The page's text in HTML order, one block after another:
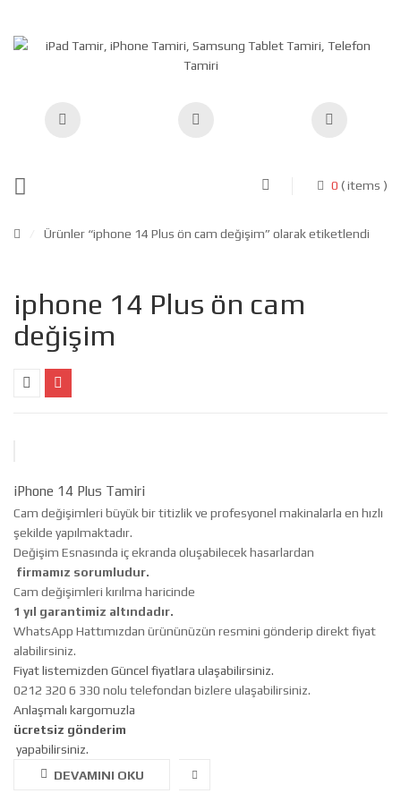
0 ( items )
Ürünler “iphone 14 Plus ön cam değişim” olarak etiketlendi
iphone 14 Plus ön cam
değişim
iPhone 14 Plus Tamiri
Cam değişimleri büyük bir titizlik ve profesyonel makinalarla en hızlı
şekilde yapılmaktadır.
Değişim Esnasında iç ekranda oluşabilecek hasarlardan
firmamız sorumludur.
Cam değişimleri kırılma haricinde
1 yıl garantimiz altındadır.
WhatsApp Hattımızdan ürününüzün resmini gönderip direkt fiyat
alabilirsiniz.
Fiyat listemizden Güncel fiyatlara ulaşabilirsiniz.
0212 320 6 330 nolu telefondan bizlere ulaşabilirsiniz.
Anlaşmalı kargomuzla
ücretsiz gönderim
yapabilirsiniz.
DEVAMINI OKU